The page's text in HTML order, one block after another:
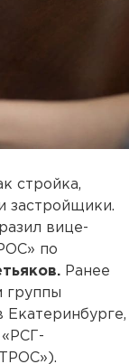
стройка,
застройщики.
вице-
по
Ранее
группы
Екатеринбурге,